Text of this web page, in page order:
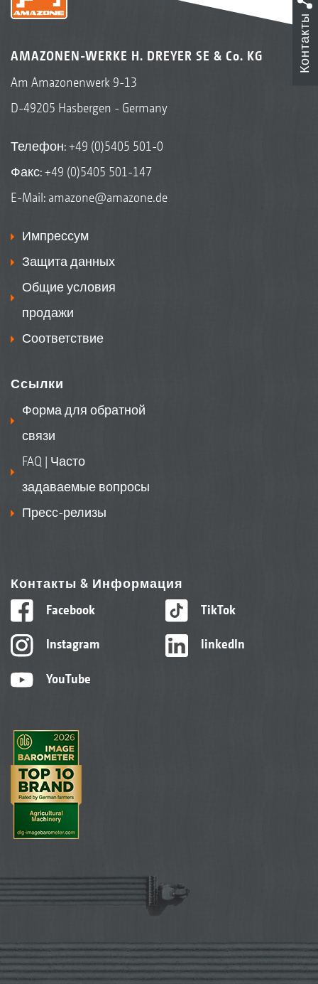
AMAZONEN-WERKE H. DREYER SE & Co. KG
Am Amazonenwerk 9-13
D-49205 Hasbergen - Germany
Телефон:+49 (0)5405 501-0
Факс: +49 (0)5405 501-147
E-Mail: amazone@amazone.de
Импрессум
Защита данных
Общие условия
продажи
Соответствие
Ссылки
Форма для обратной
связи
FAQ | Часто
задаваемые вопросы
Пресс-релизы
Контакты & Информация
Facebook
Instagram
YouTube
TikTok
linkedIn
Контакты